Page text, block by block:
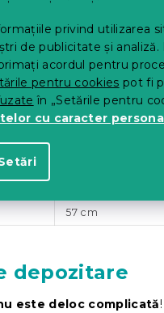
privind utilizarea
de publicitate și analiză.
acordul pentru
pentru cookies pot fi
în „Setările pentru
cu caracter
57 cm
depozitare
este deloc complicată